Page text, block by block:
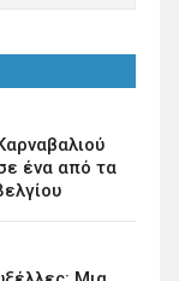
ένα από τα